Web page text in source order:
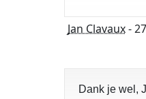
Jan Clavaux-
Dank je wel,